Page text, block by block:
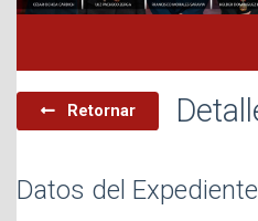
Retornar
Datos del Expediente